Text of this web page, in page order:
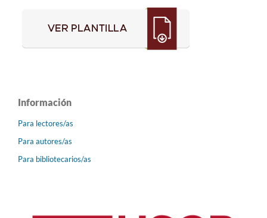
Información
Para lectores/as
Para autores/as
Para bibliotecarios/as